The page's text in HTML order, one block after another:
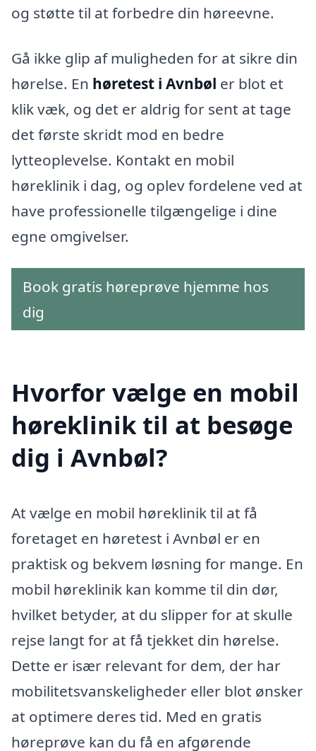
og støtte til at forbedre din høreevne.
Gå ikke glip af muligheden for at sikre din
hørelse. En høretest i Avnbøl er blot et
klik væk, og det er aldrig for sent at tage
det første skridt mod en bedre
lytteoplevelse. Kontakt en mobil
høreklinik i dag, og oplev fordelene ved at
have professionelle tilgængelige i dine
egne omgivelser.
Book gratis høreprøve hjemme hos
dig
Hvorfor vælge en mobil
høreklinik til at besøge
dig i Avnbøl?
At vælge en mobil høreklinik til at få
foretaget en høretest i Avnbøl er en
praktisk og bekvem løsning for mange. En
mobil høreklinik kan komme til din dør,
hvilket betyder, at du slipper for at skulle
rejse langt for at få tjekket din hørelse.
Dette er især relevant for dem, der har
mobilitetsvanskeligheder eller blot ønsker
at optimere deres tid. Med en gratis
høreprøve kan du få en afgørende